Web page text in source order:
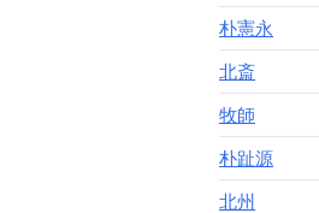
朴憲永
北斎
牧師
朴趾源
北州